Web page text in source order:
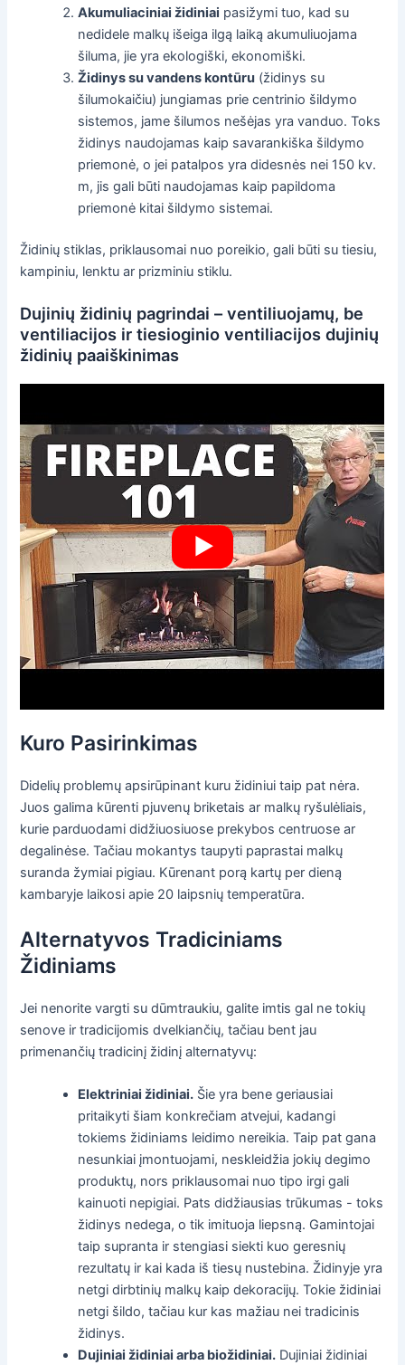
Akumuliaciniai židiniai pasižymi tuo, kad su
nedidele malkų išeiga ilgą laiką akumuliuojama
šiluma, jie yra ekologiški, ekonomiški.
Židinys su vandens kontūru (židinys su
šilumokaičiu) jungiamas prie centrinio šildymo
sistemos, jame šilumos nešėjas yra vanduo. Toks
židinys naudojamas kaip savarankiška šildymo
priemonė, o jei patalpos yra didesnės nei 150 kv.
m, jis gali būti naudojamas kaip papildoma
priemonė kitai šildymo sistemai.
Židinių stiklas, priklausomai nuo poreikio, gali būti su tiesiu,
kampiniu, lenktu ar prizminiu stiklu.
Dujinių židinių pagrindai – ventiliuojamų, be
ventiliacijos ir tiesioginio ventiliacijos dujinių
židinių paaiškinimas
Kuro Pasirinkimas
Didelių problemų apsirūpinant kuru židiniui taip pat nėra.
Juos galima kūrenti pjuvenų briketais ar malkų ryšulėliais,
kurie parduodami didžiuosiuose prekybos centruose ar
degalinėse. Tačiau mokantys taupyti paprastai malkų
suranda žymiai pigiau. Kūrenant porą kartų per dieną
kambaryje laikosi apie 20 laipsnių temperatūra.
Alternatyvos Tradiciniams
Židiniams
Jei nenorite vargti su dūmtraukiu, galite imtis gal ne tokių
senove ir tradicijomis dvelkiančių, tačiau bent jau
primenančių tradicinį židinį alternatyvų:
Elektriniai židiniai. Šie yra bene geriausiai
pritaikyti šiam konkrečiam atvejui, kadangi
tokiems židiniams leidimo nereikia. Taip pat gana
nesunkiai įmontuojami, neskleidžia jokių degimo
produktų, nors priklausomai nuo tipo irgi gali
kainuoti nepigiai. Pats didžiausias trūkumas - toks
židinys nedega, o tik imituoja liepsną. Gamintojai
taip supranta ir stengiasi siekti kuo geresnių
rezultatų ir kai kada iš tiesų nustebina. Židinyje yra
netgi dirbtinių malkų kaip dekoracijų. Tokie židiniai
netgi šildo, tačiau kur kas mažiau nei tradicinis
židinys.
Dujiniai židiniai arba biožidiniai. Dujiniai židiniai